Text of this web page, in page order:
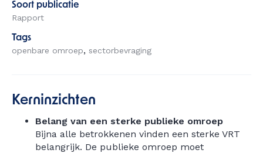
Soort publicatie
Rapport
Tags
openbare omroep
sectorbevraging
Kerninzichten
Belang van een sterke publieke omroep
Bijna alle betrokkenen vinden een sterke VRT
belangrijk. De publieke omroep moet